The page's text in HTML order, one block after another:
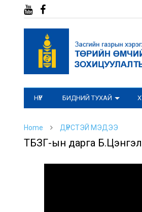
НҮҮР БИДНИЙ ТУХАЙ
Home ДҮРСТЭЙ МЭДЭЭ
ТӨБЗГ-ын дарга